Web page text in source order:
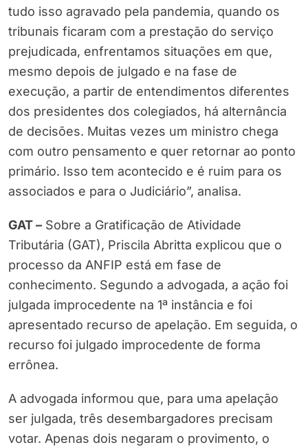
tudo isso agravado pela pandemia, quando os
tribunais ficaram com a prestação do serviço
prejudicada, enfrentamos situações em que,
mesmo depois de julgado e na fase de
execução, a partir de entendimentos diferentes
dos presidentes dos colegiados, há alternância
de decisões. Muitas vezes um ministro chega
com outro pensamento e quer retornar ao ponto
primário. Isso tem acontecido e é ruim para os
associados e para o Judiciário”, analisa.
GAT – Sobre a Gratificação de Atividade
Tributária (GAT), Priscila Abritta explicou que o
processo da ANFIP está em fase de
conhecimento. Segundo a advogada, a ação foi
julgada improcedente na 1ª instância e foi
apresentado recurso de apelação. Em seguida, o
recurso foi julgado improcedente de forma
errônea.
A advogada informou que, para uma apelação
ser julgada, três desembargadores precisam
votar. Apenas dois negaram o provimento, o